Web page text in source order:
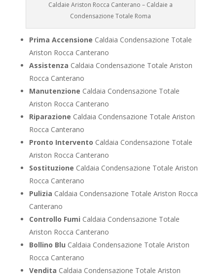
Caldaie Ariston Rocca Canterano – Caldaie a
Condensazione Totale Roma
Prima Accensione Caldaia Condensazione Totale
Ariston Rocca Canterano
Assistenza Caldaia Condensazione Totale Ariston
Rocca Canterano
Manutenzione Caldaia Condensazione Totale
Ariston Rocca Canterano
Riparazione Caldaia Condensazione Totale Ariston
Rocca Canterano
Pronto Intervento Caldaia Condensazione Totale
Ariston Rocca Canterano
Sostituzione Caldaia Condensazione Totale Ariston
Rocca Canterano
Pulizia Caldaia Condensazione Totale Ariston Rocca
Canterano
Controllo Fumi Caldaia Condensazione Totale
Ariston Rocca Canterano
Bollino Blu Caldaia Condensazione Totale Ariston
Rocca Canterano
Vendita Caldaia Condensazione Totale Ariston